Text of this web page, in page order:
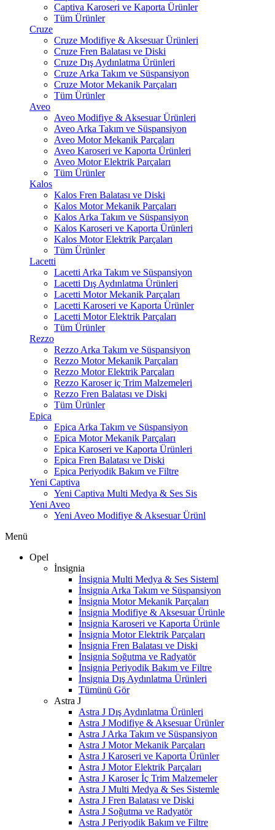
Captiva Karoseri ve Kaporta Ürünler
Tüm Ürünler
Cruze
Cruze Modifiye & Aksesuar Ürünleri
Cruze Fren Balatası ve Diski
Cruze Dış Aydınlatma Ürünleri
Cruze Arka Takım ve Süspansiyon
Cruze Motor Mekanik Parçaları
Tüm Ürünler
Aveo
Aveo Modifiye & Aksesuar Ürünleri
Aveo Arka Takım ve Süspansiyon
Aveo Motor Mekanik Parçaları
Aveo Karoseri ve Kaporta Ürünleri
Aveo Motor Elektrik Parçaları
Tüm Ürünler
Kalos
Kalos Fren Balatası ve Diski
Kalos Motor Mekanik Parçaları
Kalos Arka Takım ve Süspansiyon
Kalos Karoseri ve Kaporta Ürünleri
Kalos Motor Elektrik Parçaları
Tüm Ürünler
Lacetti
Lacetti Arka Takım ve Süspansiyon
Lacetti Dış Aydınlatma Ürünleri
Lacetti Motor Mekanik Parçaları
Lacetti Karoseri ve Kaporta Ürünler
Lacetti Motor Elektrik Parçaları
Tüm Ürünler
Rezzo
Rezzo Arka Takım ve Süspansiyon
Rezzo Motor Mekanik Parçaları
Rezzo Motor Elektrik Parçaları
Rezzo Karoser iç Trim Malzemeleri
Rezzo Fren Balatası ve Diski
Tüm Ürünler
Epica
Epica Arka Takım ve Süspansiyon
Epica Motor Mekanik Parçaları
Epica Karoseri ve Kaporta Ürünleri
Epica Fren Balatası ve Diski
Epica Periyodik Bakım ve Filtre
Yeni Captiva
Yeni Captiva Multi Medya & Ses Sis
Yeni Aveo
Yeni Aveo Modifiye & Aksesuar Ürünl
Menü
Opel
İnsignia
İnsignia Multi Medya & Ses Sisteml
İnsignia Arka Takım ve Süspansiyon
İnsignia Motor Mekanik Parçaları
İnsignia Modifiye & Aksesuar Ürünle
İnsignia Karoseri ve Kaporta Ürünle
İnsignia Motor Elektrik Parçaları
İnsignia Fren Balatası ve Diski
İnsignia Soğutma ve Radyatör
İnsignia Periyodik Bakım ve Filtre
İnsignia Dış Aydınlatma Ürünleri
Tümünü Gör
Astra J
Astra J Dış Aydınlatma Ürünleri
Astra J Modifiye & Aksesuar Ürünler
Astra J Arka Takım ve Süspansiyon
Astra J Motor Mekanik Parçaları
Astra J Karoseri ve Kaporta Ürünler
Astra J Motor Elektrik Parçaları
Astra J Karoser İç Trim Malzemeler
Astra J Multi Medya & Ses Sistemle
Astra J Fren Balatası ve Diski
Astra J Soğutma ve Radyatör
Astra J Periyodik Bakım ve Filtre